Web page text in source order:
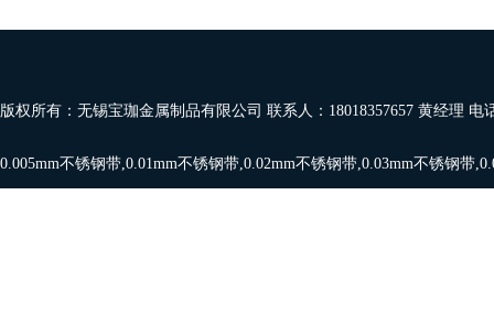
版权所有：无锡宝珈金属制品有限公司 联系人：18018357657 黄经理
0.005mm不锈钢带,0.01mm不锈钢带,0.02mm不锈钢带,0.03mm不锈钢带,